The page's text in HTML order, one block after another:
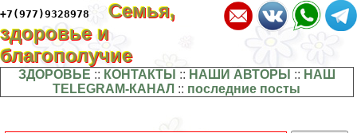
+7(977)9328978
Семья,
здоровье и
благополучие
ЗДОРОВЬЕ :: КОНТАКТЫ :: НАШИ АВТОРЫ :: НАШ
TELEGRAM-КАНАЛ :: последние посты